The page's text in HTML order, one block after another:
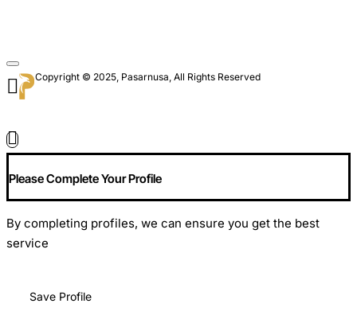
Copyright © 2025, Pasarnusa, All Rights Reserved
Please Complete Your Profile
By completing profiles, we can ensure you get the best
service
Save Profile